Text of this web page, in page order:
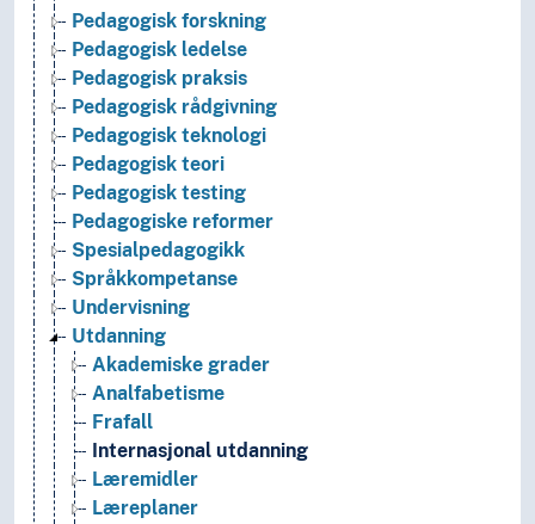
Pedagogisk forskning
Pedagogisk ledelse
Pedagogisk praksis
Pedagogisk rådgivning
Pedagogisk teknologi
Pedagogisk teori
Pedagogisk testing
Pedagogiske reformer
Spesialpedagogikk
Språkkompetanse
Undervisning
Utdanning
Akademiske grader
Analfabetisme
Frafall
Internasjonal utdanning
Læremidler
Læreplaner